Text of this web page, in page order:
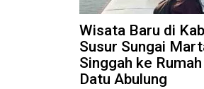
Wisata Baru di
Susur Sungai
Singgah ke
Datu Abulung